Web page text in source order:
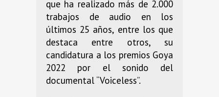
que ha realizado más de 2.000
trabajos de audio en los
últimos 25 años, entre los que
destaca entre otros, su
candidatura a los premios Goya
2022 por el sonido del
documental “Voiceless”.